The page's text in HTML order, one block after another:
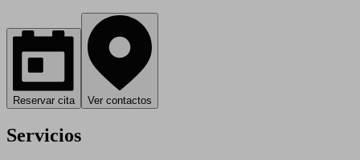
Reservar cita Ver contactos
Servicios